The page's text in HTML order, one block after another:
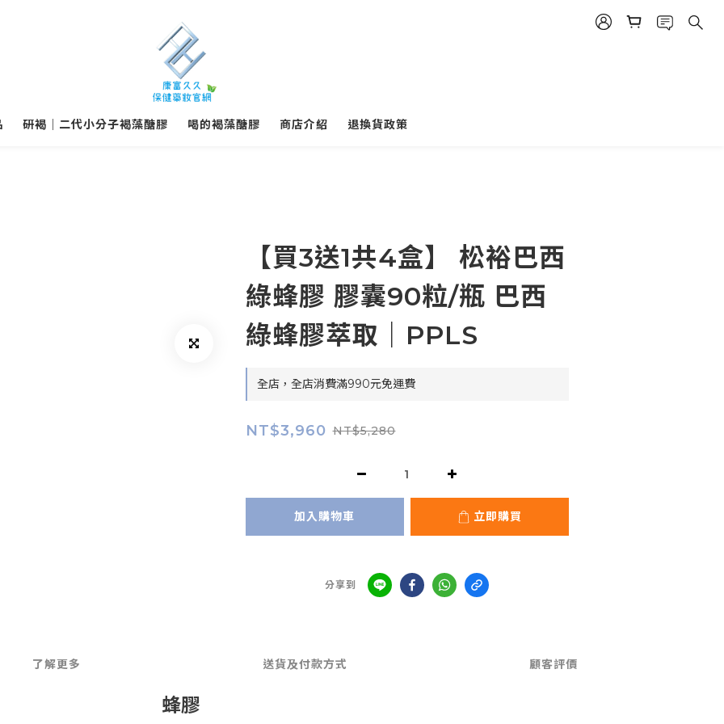
研褐｜二代小分子褐藻醣膠 喝的褐藻醣膠 商店介紹 退換貨政策
【買3送1共4盒】 松裕巴西
綠蜂膠 膠囊90粒/瓶 巴西
綠蜂膠萃取｜PPLS
全店，全店消費滿990元免運費
NT$3,960 NT$5,280
加入購物車 立即購買
分享到
了解更多 送貨及付款方式 顧客評價
蜂膠